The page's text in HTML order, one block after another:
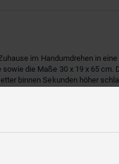
im Handumdrehen in
die Maße 30 x 19 x 65
binnen Sekunden höher
mühelos das Gemüt erhellt.